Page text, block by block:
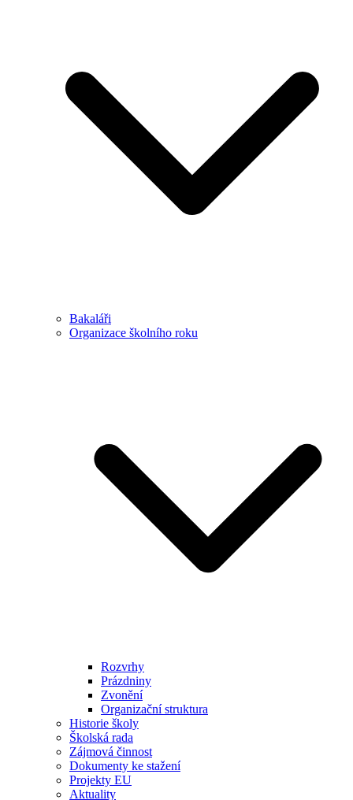
Bakaláři
Organizace školního roku
Rozvrhy
Prázdniny
Zvonění
Organizační struktura
Historie školy
Školská rada
Zájmová činnost
Dokumenty ke stažení
Projekty EU
Aktuality